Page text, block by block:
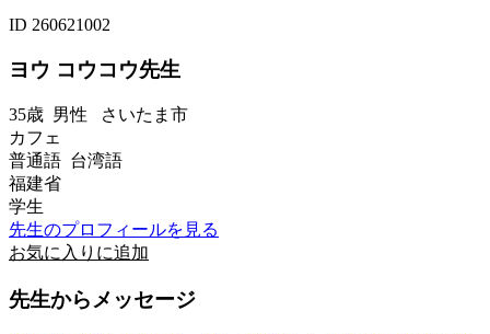
ID 260621002
ヨウ コウコウ先生
35歳 男性 さいたま市
カフェ
普通語 台湾語
福建省
学生
先生のプロフィールを見る
お気に入りに追加
先生からメッセージ